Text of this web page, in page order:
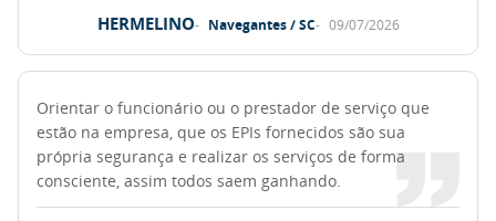
HERMELINO Navegantes / SC 09/07/2026
Orientar o funcionário ou o prestador de serviço que
estão na empresa, que os EPIs fornecidos são sua
própria segurança e realizar os serviços de forma
consciente, assim todos saem ganhando.